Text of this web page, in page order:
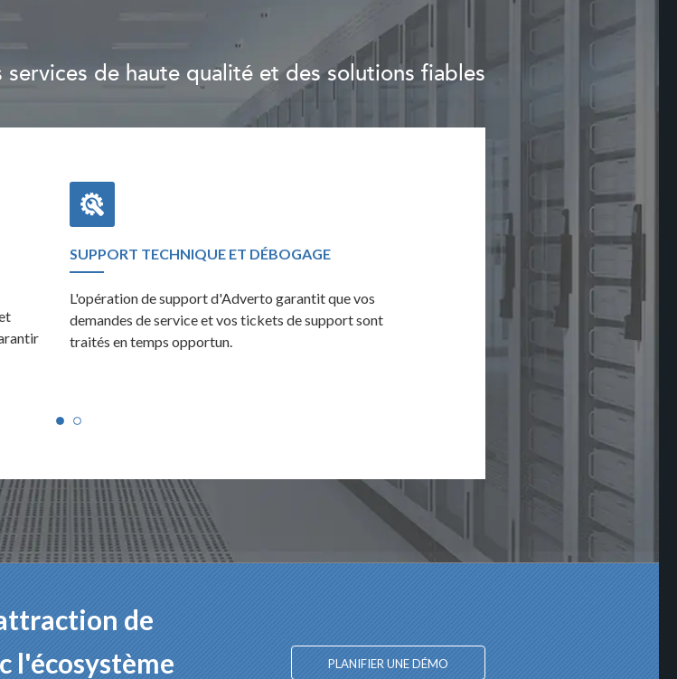
de haute qualité et des solutions fiables
SUPPORT TECHNIQUE ET DÉBOGAGE
L'opération de support d'Adverto garantit que vos
demandes de service et vos tickets de support sont
traités en temps opportun.
ASSURANCE QUALITÉ ET TESTS
Exploitez l'audit de 100 points
maximiser la fiabilité de votre solution
débogage complet et des tests multi-
de
l'écosystème
PLANIFIER UNE DÉMO